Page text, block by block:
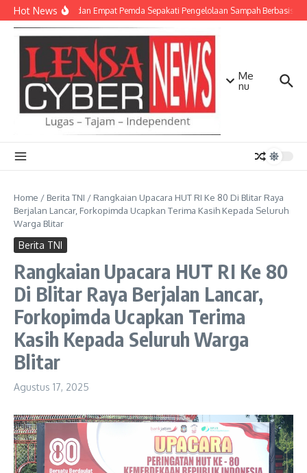
Lewati ke konten
Hot NewsTNI AD dan Empat Pemda Sepakati Pengelolaan Sampah Berbasis
Me
nu
Home / Berita TNI / Rangkaian Upacara HUT RI Ke 80 Di Blitar Raya
Berjalan Lancar, Forkopimda Ucapkan Terima Kasih Kepada Seluruh
Warga Blitar
Berita TNI
Rangkaian Upacara HUT RI Ke 80
Di Blitar Raya Berjalan Lancar,
Forkopimda Ucapkan Terima
Kasih Kepada Seluruh Warga
Blitar
Agustus 17, 2025